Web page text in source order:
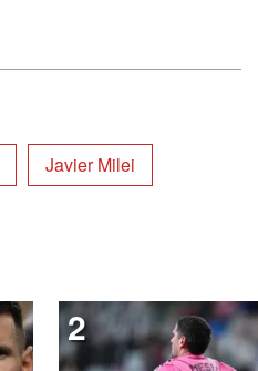
Javier Milei